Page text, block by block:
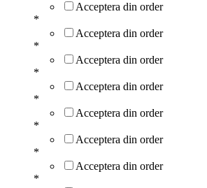
Acceptera din order
*
Acceptera din order
*
Acceptera din order
*
Acceptera din order
*
Acceptera din order
*
Acceptera din order
*
Acceptera din order
*